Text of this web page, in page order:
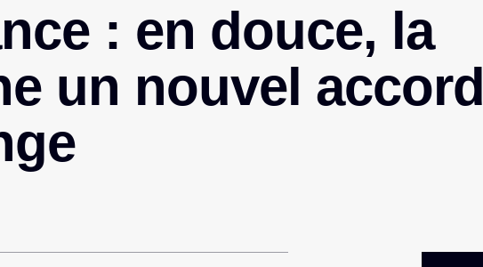
: en douce, la
un nouvel accord